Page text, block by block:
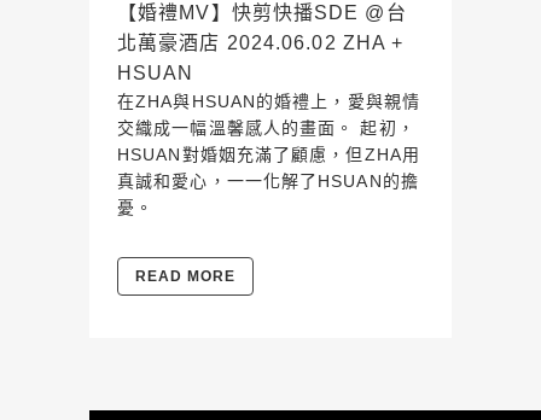
【婚禮MV】快剪快播SDE @台
北萬豪酒店 2024.06.02 ZHA +
HSUAN
在ZHA與HSUAN的婚禮上，愛與親情
交織成一幅溫馨感人的畫面。 起初，
HSUAN對婚姻充滿了顧慮，但ZHA用
真誠和愛心，一一化解了HSUAN的擔
憂。
READ MORE